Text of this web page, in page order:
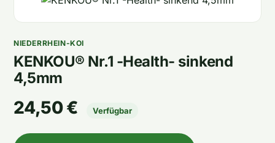
NIEDERRHEIN-KOI
KENKOU® Nr.1 -Health- sinkend
4,5mm
24,50 € Verfügbar